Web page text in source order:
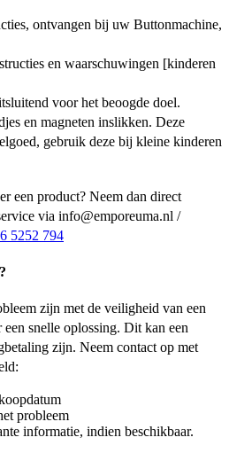
ontvangen bij uw Buttonmachine,
en waarschuwingen [kinderen
voor het beoogde doel.
en magneten inslikken. Deze
gebruik deze bij kleine kinderen
een product? Neem dan direct
via info@emporeuma.nl /
5252 794
zijn met de veiligheid van een
snelle oplossing. Dit kan een
zijn. Neem contact op met
probleem
informatie, indien beschikbaar.